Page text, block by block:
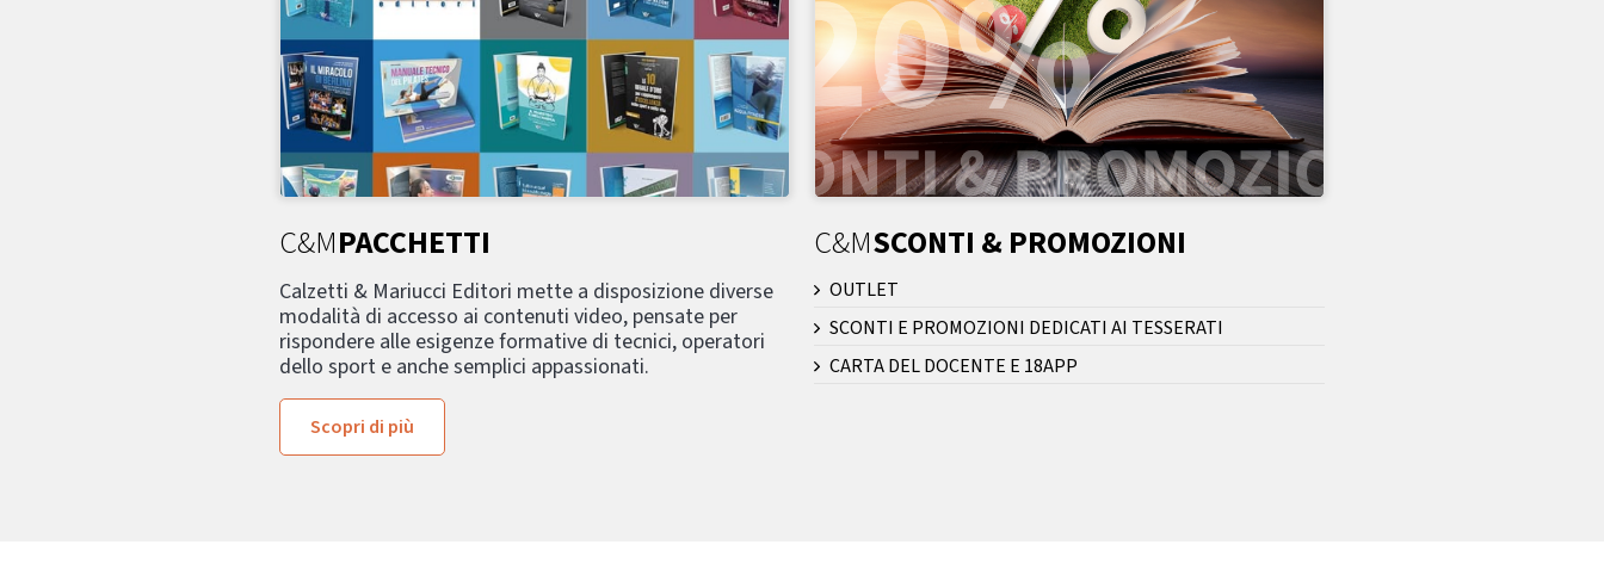
C&MPACCHETTI
Calzetti & Mariucci Editori mette a disposizione diverse
modalità di accesso ai contenuti video, pensate per
rispondere alle esigenze formative di tecnici, operatori
dello sport e anche semplici appassionati.
Scopri di più
C&MSCONTI & PROMOZIONI
OUTLET
SCONTI E PROMOZIONI DEDICATI AI TESSERATI
CARTA DEL DOCENTE E 18APP